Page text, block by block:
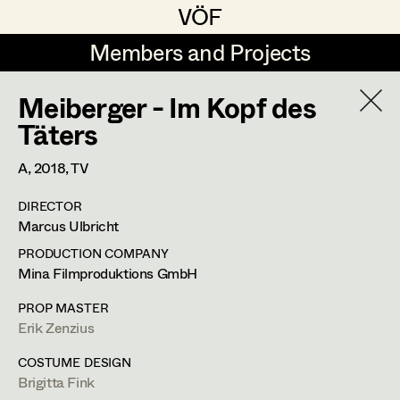
VÖF
VÖF
Members and Projects
Members and Projects
DE EN HOME
Art Department
Costume Department
Retired Members
Honorary Members
Sabine Koechert
Michaela Kovacs
Werner Otto
Herta Pischinger-Hareiter
Anna Reschl
Rudolf Schneider-Manns-Au
Herwig Schretter
Erik Zenzius
In Memoriam
Bildmaterial
SET DECORATION
Meiberger - Im Kopf des
Täters
A,2018, TV
DIRECTOR
Marcus Ulbricht
PRODUCTION COMPANY
Mina Filmproduktions GmbH
PROP MASTER
Erik Zenzius
COSTUME DESIGN
Brigitta Fink